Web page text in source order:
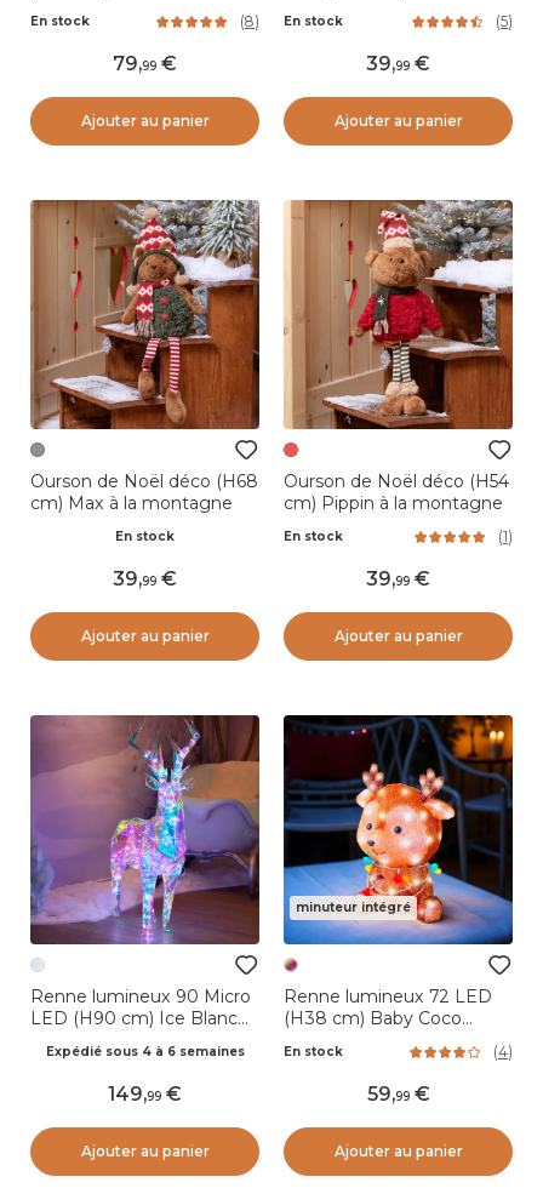
En stock (8)
79,99
Ajouter au panier
En stock (5)
39,99
Ajouter au panier
Ourson de Noël déco (H68
cm) Max à la montagne
En stock
39,99
Ajouter au panier
Ourson de Noël déco (H54
cm) Pippin à la montagne
En stock (1)
39,99
Ajouter au panier
Renne lumineux 90 Micro
LED (H90 cm) Ice Blanc
Expédié sous 4 à 6 semaines
149,99
Ajouter au panier
minuteur intégré
Renne lumineux 72 LED
(H38 cm) Baby Coco
En stock (4)
59,99
Ajouter au panier